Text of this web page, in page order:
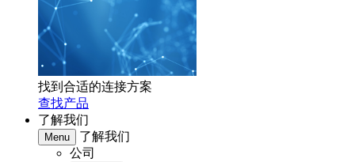
找到合适的连接方案
查找产品
了解我们
Menu
了解我们
公司